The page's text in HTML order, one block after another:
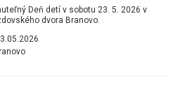
Deň detí v sobotu 23. 5. 2026 v
dvora Branovo.